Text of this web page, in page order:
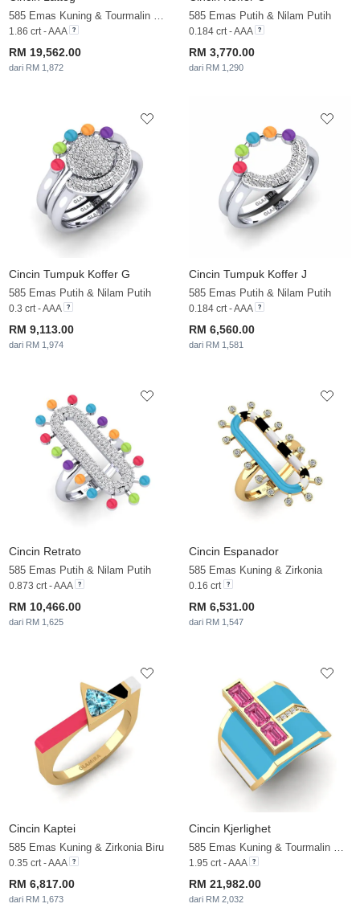
1.86 crt - AAA
RM 19,562.00
dari RM 1,872
585 Emas Putih & Nilam Putih
0.184 crt - AAA
RM 3,770.00
dari RM 1,290
Cincin Tumpuk Koffer G
585 Emas Putih & Nilam Putih
0.3 crt - AAA
RM 9,113.00
dari RM 1,974
Cincin Tumpuk Koffer J
585 Emas Putih & Nilam Putih
0.184 crt - AAA
RM 6,560.00
dari RM 1,581
Cincin Retrato
585 Emas Putih & Nilam Putih
0.873 crt - AAA
RM 10,466.00
dari RM 1,625
Cincin Espanador
585 Emas Kuning & Zirkonia
0.16 crt
RM 6,531.00
dari RM 1,547
Cincin Kaptei
585 Emas Kuning & Zirkonia Biru
0.35 crt - AAA
RM 6,817.00
dari RM 1,673
Cincin Kjerlighet
1.95 crt - AAA
RM 21,982.00
dari RM 2,032